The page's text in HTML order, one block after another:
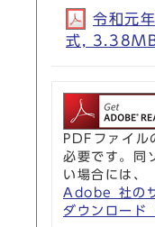
令和元
式,
PDFファイ
必要です。同
い場合には、
Adobe 社の
ダウンロード